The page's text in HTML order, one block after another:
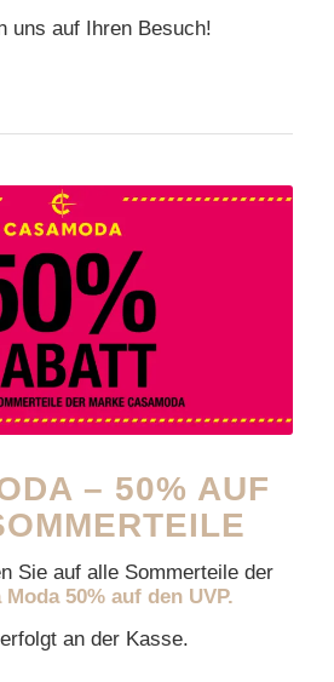
uns auf Ihren Besuch!
– 50% AUF
Sie auf alle Sommerteile der
Moda 50% auf den UVP.
an der Kasse.